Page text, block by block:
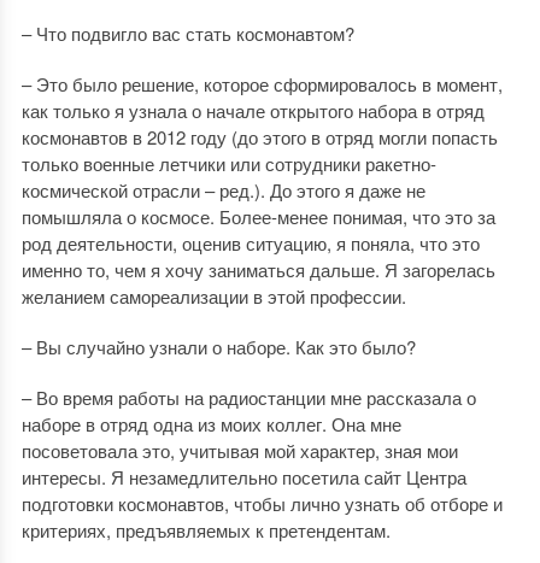
– Что подвигло вас стать космонавтом?
– Это было решение, которое сформировалось в момент,
как только я узнала о начале открытого набора в отряд
космонавтов в 2012 году (до этого в отряд могли попасть
только военные летчики или сотрудники ракетно-
космической отрасли – ред.). До этого я даже не
помышляла о космосе. Более-менее понимая, что это за
род деятельности, оценив ситуацию, я поняла, что это
именно то, чем я хочу заниматься дальше. Я загорелась
желанием самореализации в этой профессии.
– Вы случайно узнали о наборе. Как это было?
– Во время работы на радиостанции мне рассказала о
наборе в отряд одна из моих коллег. Она мне
посоветовала это, учитывая мой характер, зная мои
интересы. Я незамедлительно посетила сайт Центра
подготовки космонавтов, чтобы лично узнать об отборе и
критериях, предъявляемых к претендентам.